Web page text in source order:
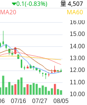
0.1(-0.83%)
量 4,507
MA20 MA60